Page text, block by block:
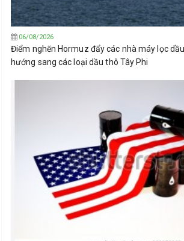
06/08/2026
Điểm nghẽn Hormuz đẩy các nhà máy lọc
hướng sang các loại dầu thô Tây Phi